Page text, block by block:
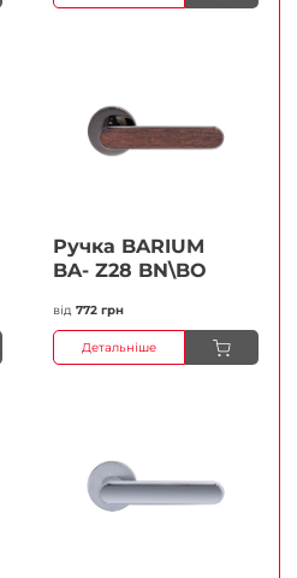
Ручка BARIUM
BA- Z28 BN\BO
від 772 грн
Детальніше